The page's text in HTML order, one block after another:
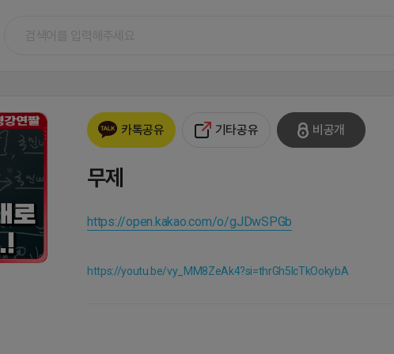
카톡공유 기타공유 비공개
무제
https://open.kakao.com/o/gJDwSPGb
https://youtu.be/vy_MM8ZeAk4?si=thrGh5lcTkOokybA